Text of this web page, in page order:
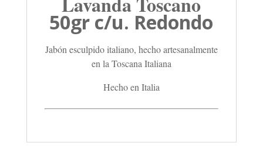
50gr c/u. Redondo
Jabón esculpido italiano, hecho artesanalmente
en la Toscana Italiana
Hecho en Italia